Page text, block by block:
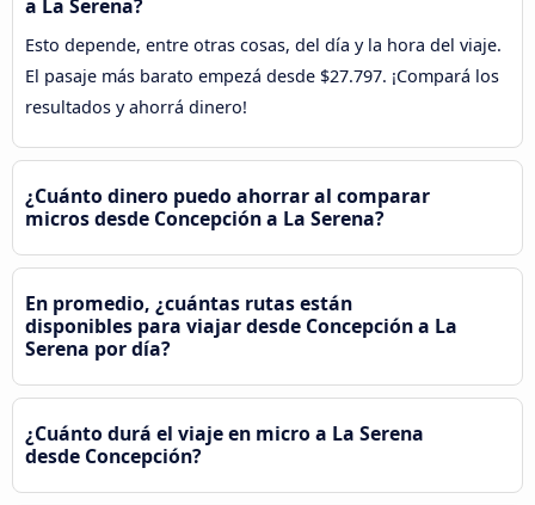
a La Serena?
Esto depende, entre otras cosas, del día y la hora del viaje.
El pasaje más barato empezá desde $27.797. ¡Compará los
resultados y ahorrá dinero!
¿Cuánto dinero puedo ahorrar al comparar
micros desde Concepción a La Serena?
En promedio, ¿cuántas rutas están
disponibles para viajar desde Concepción a La
Serena por día?
¿Cuánto durá el viaje en micro a La Serena
desde Concepción?